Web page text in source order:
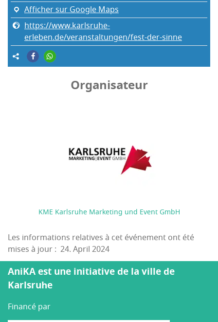
Afficher sur Google Maps
https://www.karlsruhe-
erleben.de/veranstaltungen/fest-der-sinne
Organisateur
KME Karlsruhe Marketing und Event GmbH
Les informations relatives à cet événement ont été
mises à jour : 24. April 2024
AniKA est une initiative de la ville de
Karlsruhe
Financé par